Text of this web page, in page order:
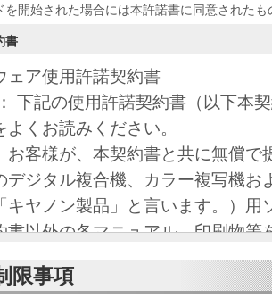
を開始された場合には本許諾書に同意された
書
ェア使用許諾契約書
下記の使用許諾契約書（以下本
よくお読みください。
お客様が、本契約書と共に無償で
デジタル複合機、カラー複写機お
キヤノン製品」と言います。）用
書以外の各マニュアル、印刷物等
ソフトウェア」と言います。）を
客様とキヤノン株式会社（以下キ
限事項